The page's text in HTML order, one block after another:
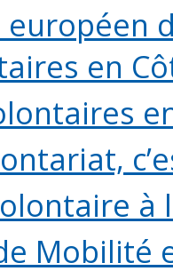
européen
en
à
Mobilité